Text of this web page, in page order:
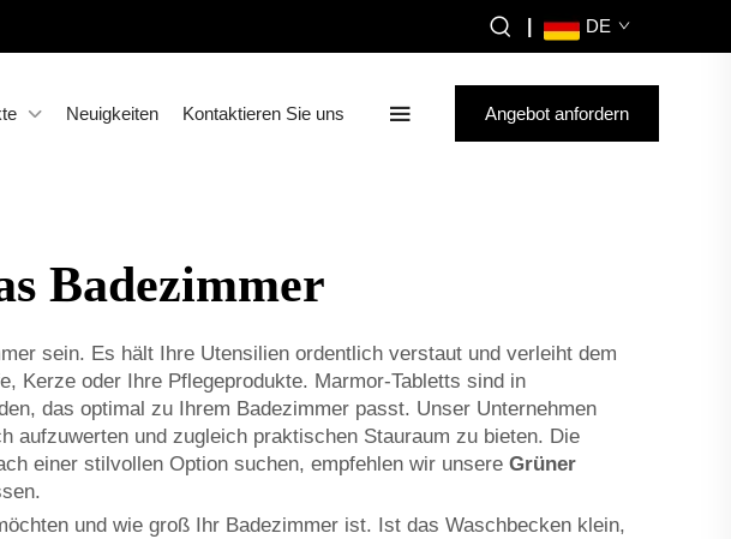
DE
Neuigkeiten Kontaktieren Sie uns Angebot anfordern
Badezimmer
sein. Es hält Ihre Utensilien ordentlich verstaut und verleiht dem
Kerze oder Ihre Pflegeprodukte. Marmor-Tabletts sind in
das optimal zu Ihrem Badezimmer passt. Unser Unternehmen
aufzuwerten und zugleich praktischen Stauraum zu bieten. Die
einer stilvollen Option suchen, empfehlen wir unsere Grüner
und wie groß Ihr Badezimmer ist. Ist das Waschbecken klein,